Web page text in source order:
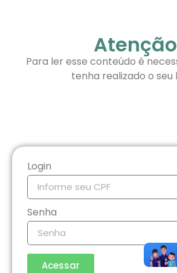
Atenção
Para ler esse conteúdo é
tenha realizado o seu
Login
Senha
Acessar